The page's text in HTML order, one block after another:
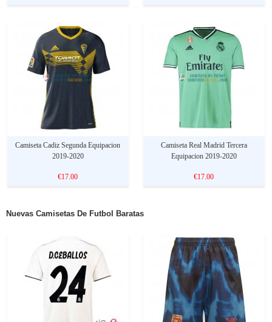
Camiseta Cadiz Segunda Equipacion
2019-2020
€17.00
Camiseta Real Madrid Tercera
Equipacion 2019-2020
€17.00
Nuevas Camisetas De Futbol Baratas